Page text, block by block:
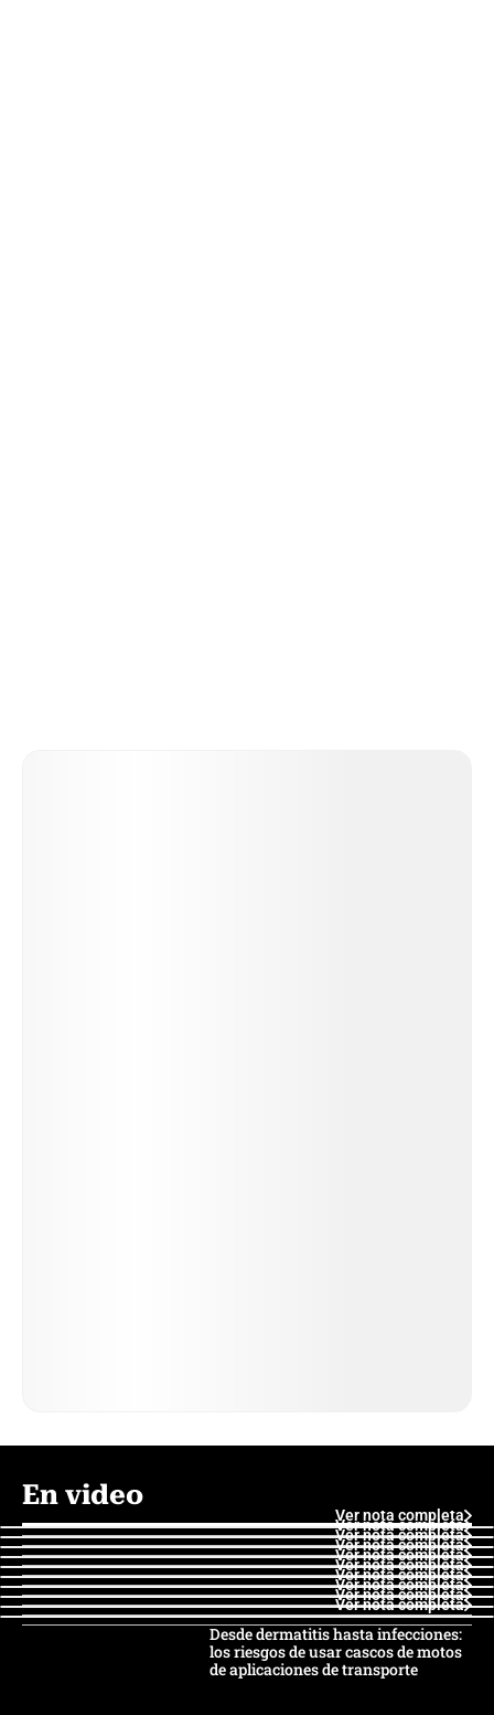
En video
Ver nota completa
Ver nota completa
Ver nota completa
Ver nota completa
Ver nota completa
Ver nota completa
Ver nota completa
Ver nota completa
Ver nota completa
Ver nota completa
Desde dermatitis hasta infecciones:
los riesgos de usar cascos de motos
de aplicaciones de transporte